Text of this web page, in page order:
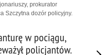
prokurator
Szczytna dozór policyjny.
w pociągu,
policjantów.